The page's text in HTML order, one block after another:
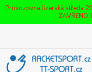
Provozovna Jizerská středa